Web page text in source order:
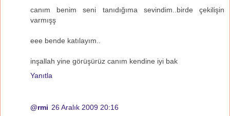
canım benim seni tanıdığıma sevindim..birde çekilişin
varmışş
eee bende katılayım..
inşallah yine görüşürüz canım kendine iyi bak
Yanıtla
@rmi 26 Aralık 2009 20:16